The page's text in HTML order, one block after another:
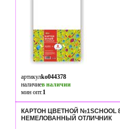
артикулko044378
наличиев наличии
мин опт.1
КАРТОН ЦВЕТНОЙ №1SCHOOL
НЕМЕЛОВАННЫЙ ОТЛИЧНИК